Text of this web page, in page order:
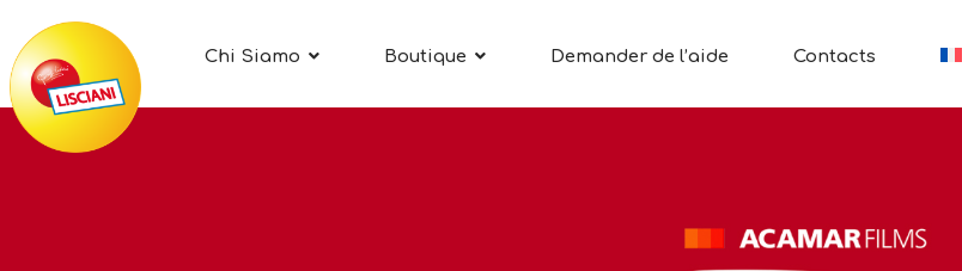
Chi Siamo Boutique Demander de l’aide Contacts